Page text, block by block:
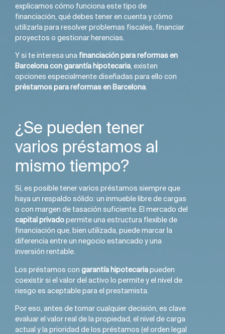
explicamos cómo funciona este tipo de
financiación, qué debes tener en cuenta y cómo
utilizarla para resolver problemas fiscales, financiar
proyectos o gestionar herencias.
Y si te interesa una financiación para reformas en
Barcelona con garantía hipotecaria, existen
opciones especialmente diseñadas para ello con
préstamos para reformas en Barcelona.
¿Se pueden tener
varios préstamos al
mismo tiempo?
Sí, es posible tener varios préstamos siempre que
haya un respaldo sólido: un inmueble libre de cargas
o con margen de tasación suficiente. El mercado del
capital privadopermite una estructura flexible de
financiación que, bien utilizada, puede marcar la
diferencia entre un negocio estancado y una
inversión rentable.
Los préstamos con garantía hipotecariapueden
coexistir si el valor del activo lo permite y el nivel de
riesgo es aceptable para el prestamista.
Por eso, antes de tomar cualquier decisión, es clave
evaluar el valor real de la propiedad, el nivel de carga
actual y la prioridad de los préstamos (el orden legal